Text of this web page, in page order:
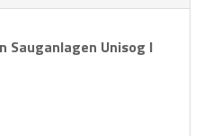
Sauganlagen Unisog I